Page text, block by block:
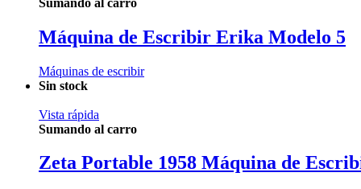
Máquina de Escribir Erika Modelo 5
Máquinas de escribir
Sin stock
Vista rápida
Sumando al carro
Zeta Portable 1958 Máquina de